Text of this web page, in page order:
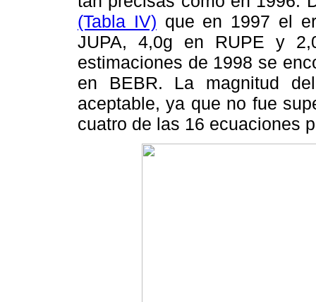
(Tabla IV) que en 1997 el
JUPA, 4,0g en RUPE y
estimaciones de 1998 se
en BEBR. La magnitud
aceptable, ya que no fue
cuatro de las 16 ecuaciones